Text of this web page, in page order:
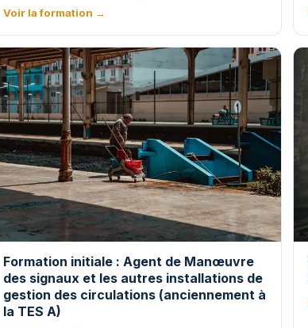
Voir la formation →
Formation initiale : Agent de Manœuvre
des signaux et les autres installations de
gestion des circulations (anciennement à
la TES A)